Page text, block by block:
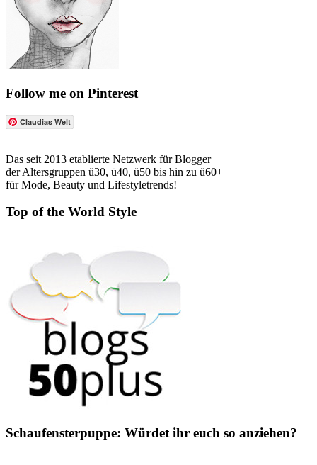
Follow me on Pinterest
Claudias Welt
Das seit 2013 etablierte Netzwerk für Blogger
der Altersgruppen ü30, ü40, ü50 bis hin zu ü60+
für Mode, Beauty und Lifestyletrends!
Top of the World Style
Schaufensterpuppe: Würdet ihr euch so anziehen?